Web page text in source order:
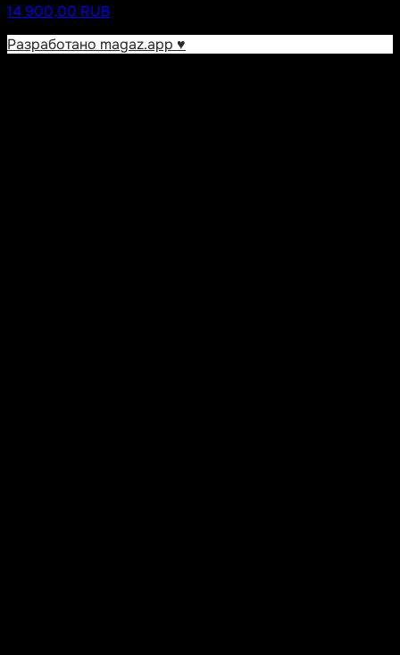
14 900,00 RUB
Разработано magaz.app ♥︎